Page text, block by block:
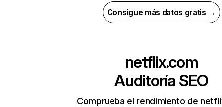
Consigue más datos gratis →
netflix.com
Auditoría SEO
Comprueba el rendimiento de